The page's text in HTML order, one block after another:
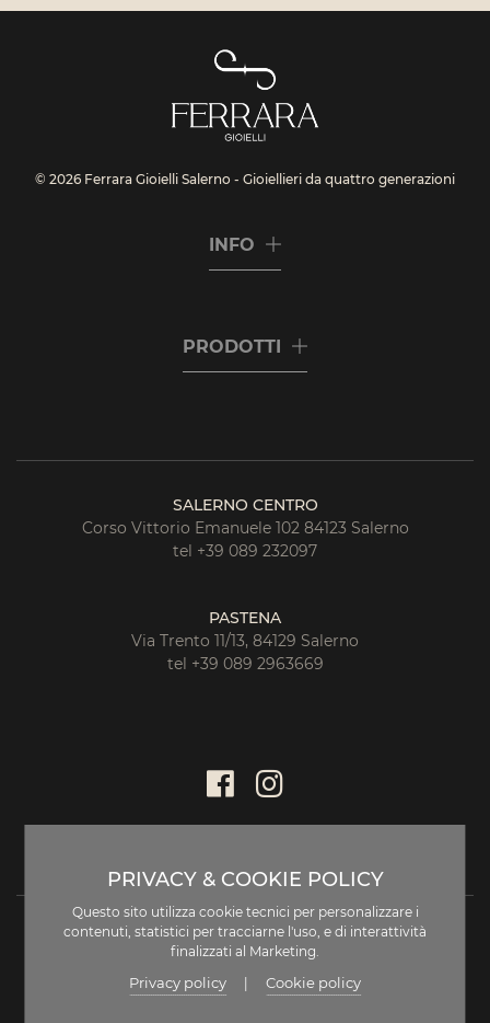
© 2026 Ferrara Gioielli Salerno - Gioiellieri da quattro generazioni
INFO
PRODOTTI
SALERNO CENTRO
Corso Vittorio Emanuele 102 84123 Salerno
tel +39 089 232097
PASTENA
Via Trento 11/13, 84129 Salerno
tel +39 089 2963669
PRIVACY & COOKIE POLICY
Questo sito utilizza cookie tecnici per personalizzare i
contenuti, statistici per tracciarne l'uso, e di interattività
finalizzati al Marketing.
Privacy policy Cookie policy